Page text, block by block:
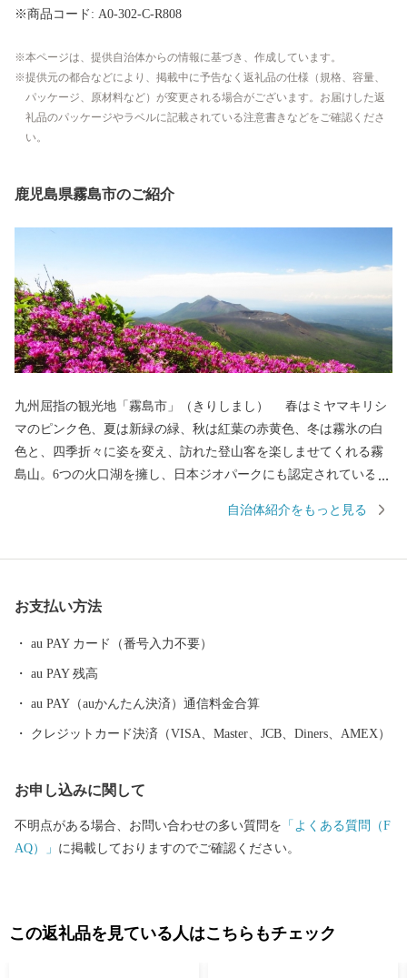
※商品コード: A0-302-C-R808
本ページは、提供自治体からの情報に基づき、作成しています。
提供元の都合などにより、掲載中に予告なく返礼品の仕様（規格、容量、
パッケージ、原材料など）が変更される場合がございます。お届けした返
礼品のパッケージやラベルに記載されている注意書きなどをご確認くださ
い。
鹿児島県霧島市のご紹介
九州屈指の観光地「霧島市」（きりしまし） 春はミヤマキリシ
マのピンク色、夏は新緑の緑、秋は紅葉の赤黄色、冬は霧氷の白
色と、四季折々に姿を変え、訪れた登山客を楽しませてくれる霧
島山。6つの火口湖を擁し、日本ジオパークにも認定されている大
の豊かな自然が広がり、その中で育つ黒豚・黒牛・黒さつま鶏・
める家族湯やロケーションが最高の露天風呂、昔ながらの湯治温
泉など多種多様な温泉施設があり、自分好みの温泉を楽しむこと
器を手に高千穂峰に降り立ったとされる「天孫降臨神話」が残
り、そのニニギノミコトを御祭神としている霧島神宮を中心にた
くさんのパワースポットがあり、そのパワーを求めて全国から多
ことができます。遠いようで近いまち「霧島市」。多くの偉人が
癒されたこのまちで、みなさんも日ごろの疲れを癒してみません
さと職人技で注目を集めている「薩摩錫器」や「薩摩切子」など
自治体紹介をもっと見る
お支払い方法
au PAY カード（番号入力不要）
au PAY 残高
au PAY（auかんたん決済）通信料金合算
クレジットカード決済（VISA、Master、JCB、Diners、AMEX）
お申し込みに関して
不明点がある場合、お問い合わせの多い質問を 「よくある質問（F
AQ）」 に掲載しておりますのでご確認ください。
この返礼品を見ている人はこちらもチェック